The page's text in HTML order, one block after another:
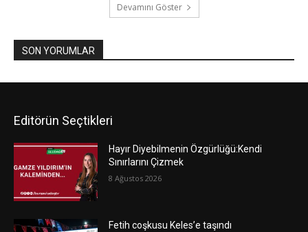
Devamını Göster
SON YORUMLAR
Editörün Seçtikleri
Hayır Diyebilmenin Özgürlüğü:Kendi
Sınırlarını Çizmek
8 Ağustos 2026
Fetih coşkusu Keles’e taşındı